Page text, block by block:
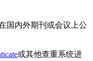
国内外期刊或会议上公
或其他查重系统进